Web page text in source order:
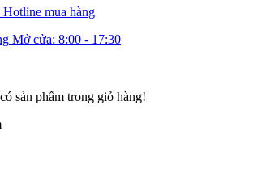
Hotline mua hàng
Mở cửa: 8:00 - 17:30
sản phẩm trong giỏ hàng!